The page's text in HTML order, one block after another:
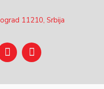
11210, Srbija